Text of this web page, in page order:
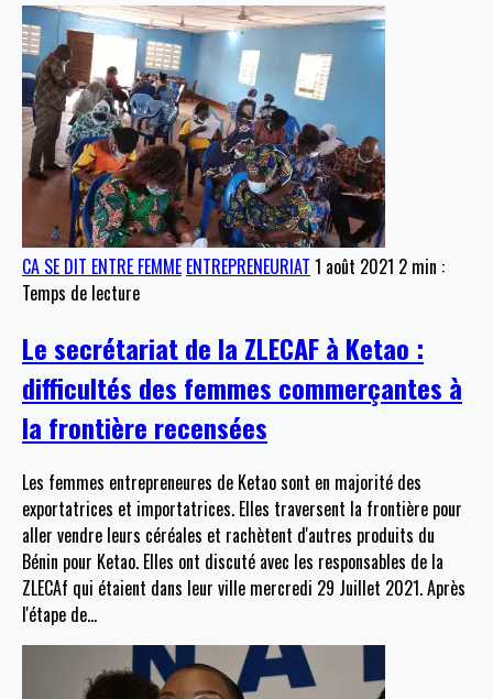
CA SE DIT ENTRE FEMME ENTREPRENEURIAT 1 août 2021 2 min :
Temps de lecture
Le secrétariat de la ZLECAF à Ketao :
difficultés des femmes commerçantes à
la frontière recensées
Les femmes entrepreneures de Ketao sont en majorité des
exportatrices et importatrices. Elles traversent la frontière pour
aller vendre leurs céréales et rachètent d'autres produits du
Bénin pour Ketao. Elles ont discuté avec les responsables de la
ZLECAf qui étaient dans leur ville mercredi 29 Juillet 2021. Après
l'étape de…